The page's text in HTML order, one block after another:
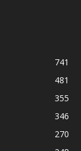
741
481
355
346
270